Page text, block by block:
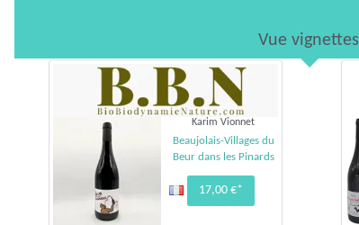
Vue vignettes
Karim Vionnet
Beaujolais-Villages du
Beur dans les Pinards
17,00 €*